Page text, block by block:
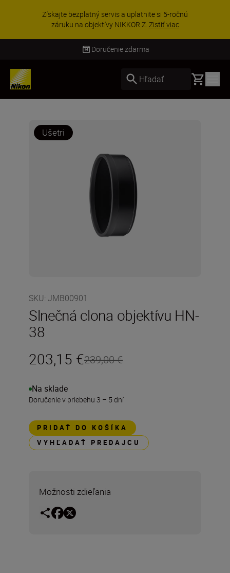
Získajte bezplatný servis a uplatnite si 5-ročnú
záruku na objektívy NIKKOR Z. Zistiť viac
Doručenie zdarma
Hľadať Basket
Ušetri
SKU: JMB00901
Slnečná clona objektívu HN-
38
203,15 €239,00 €
Na sklade
Doručenie v priebehu 3 – 5 dní
PRIDAŤ DO KOŠÍKA
VYHĽADAŤ PREDAJCU
Možnosti zdieľania